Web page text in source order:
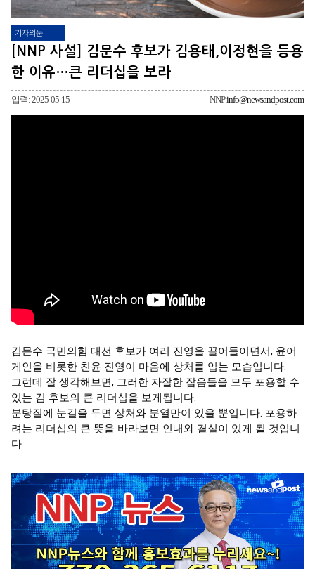
기자의눈
[NNP 사설] 김문수 후보가 김용태,이정현을 등용
한 이유…큰 리더십을 보라
입력: 2025-05-15 NNPinfo@newsandpost.com
김문수 국민의힘 대선 후보가 여러 진영을 끌어들이면서, 윤어
게인을 비롯한 친윤 진영이 마음에 상처를 입는 모습입니다.
그런데 잘 생각해보면, 그러한 자잘한 잡음들을 모두 포용할 수
있는 김 후보의 큰 리더십을 보게됩니다.
분탕질에 눈길을 두면 상처와 분열만이 있을 뿐입니다. 포용하
려는 리더십의 큰 뜻을 바라보면 인내와 결실이 있게 될 것입니